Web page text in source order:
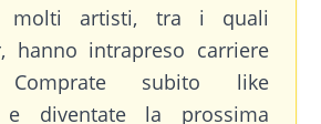
molti artisti, tra i quali
hanno intrapreso carriere
Comprate subito like
e diventate la prossima